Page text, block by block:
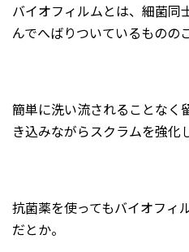
バイオフィルムとは、細菌同
んでへばりついているものの
簡単に洗い流されることなく
き込みながらスクラムを強化
抗菌薬を使ってもバイオフィ
だとか。